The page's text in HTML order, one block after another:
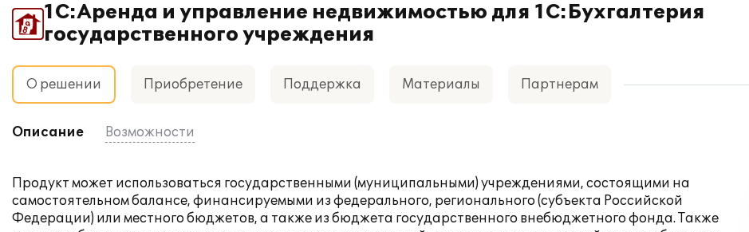
1С:Аренда и управление недвижимостью для 1С:Бухгалтерия
государственного учреждения
О решении Приобретение Поддержка Материалы Партнерам
Описание Возможности
Продукт может использоваться государственными (муниципальными) учреждениями, состоящими на
самостоятельном балансе, финансируемыми из федерального, регионального (субъекта Российской
Федерации) или местного бюджетов, а также из бюджета государственного внебюджетного фонда. Также